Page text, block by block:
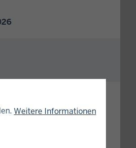
Weitere Informationen